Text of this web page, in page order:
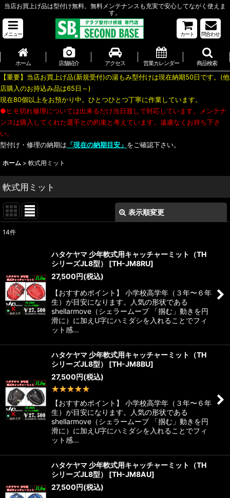
当店お買上げ品は型付け無料。無料メンテナンスも充実で安心してながく使えま
す。
メニュー カート 問合わせ
ホーム 店舗紹介 アクセス 営業カレンダー 商品検索
【重要】当店お買上げ品(新規受付)の湯もみ型付けは現在納期50日です。(他
店購入のお持込み品は65日～)
現在80個以上をお預かり中。ひとつひとつ丁寧に作業しています。
●ヒモ切れ修理については出来るだけ当日渡しで対応しています。メンテナ
ンスは購入してくれた選手との約束と考えています。遠慮なくお持ち下さ
い。
型付け・修理の納期は 「現在の納期目安」 をご確認下さい。
ホーム > 軟式用ミット
軟式用ミット
表示順変更
絞り込む
14件
ハタケヤマ 少年軟式用キャッチャーミット（TH
シリーズJL8型）
[TH-JM8RU]
27,500円(税込)
【おすすめポイント】 小学校高学年（３年〜６年
生）が目安になります。人気の形状である
shellarmove（シェラームーブ 「掴む」動きを円
滑に）に加えU字にハミダシを入れることでフィ
ット感…
ハタケヤマ 少年軟式用キャッチャーミット（TH
シリーズJL8型）
[TH-JM8BU]
27,500円(税込)
【おすすめポイント】 小学校高学年（３年〜６年
生）が目安になります。人気の形状である
shellarmove（シェラームーブ 「掴む」動きを円
滑に）に加えU字にハミダシを入れることでフィ
ット感…
ハタケヤマ 少年軟式用キャッチャーミット（TH
シリーズJL8型）
[TH-JM8AU]
27,500円(税込)